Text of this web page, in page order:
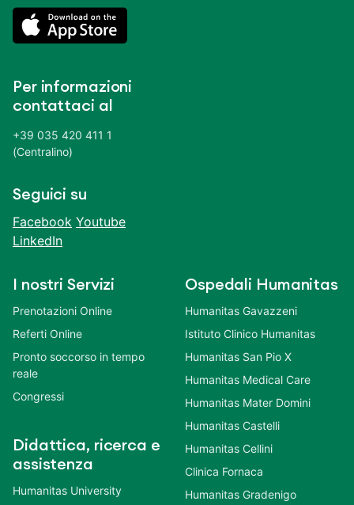
Per informazioni
contattaci al
+39 035 420 411 1
(Centralino)
Seguici su
Facebook Youtube
LinkedIn
I nostri Servizi
Prenotazioni Online
Referti Online
Pronto soccorso in tempo
reale
Congressi
Didattica, ricerca e
assistenza
Humanitas University
Ospedali Humanitas
Humanitas Gavazzeni
Istituto Clinico Humanitas
Humanitas San Pio X
Humanitas Medical Care
Humanitas Mater Domini
Humanitas Castelli
Humanitas Cellini
Clinica Fornaca
Humanitas Gradenigo